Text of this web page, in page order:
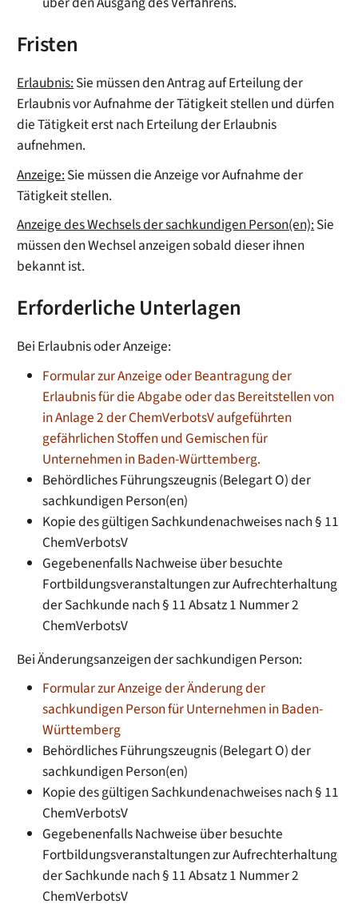
Fristen
Erlaubnis:Sie müssen den Antrag auf Erteilung der
Erlaubnis vor Aufnahme der Tätigkeit stellen und dürfen
die Tätigkeit erst nach Erteilung der Erlaubnis
aufnehmen.
Anzeige: Sie müssen die Anzeige vor Aufnahme der
Tätigkeit stellen.
Anzeige des Wechsels der sachkundigen Person(en):Sie
müssen den Wechsel anzeigen sobald dieser ihnen
bekannt ist.
Erforderliche Unterlagen
Bei Erlaubnis oder Anzeige:
Formular zur Anzeige oder Beantragung der
Erlaubnis für die Abgabe oder das Bereitstellen von
in Anlage 2 der ChemVerbotsV aufgeführten
gefährlichen Stoffen und Gemischen für
Unternehmen in Baden-Württemberg.
Behördliches Führungszeugnis (Belegart O) der
sachkundigen Person(en)
Kopie des gültigen Sachkundenachweises nach § 11
ChemVerbotsV
Gegebenenfalls Nachweise über besuchte
Fortbildungsveranstaltungen zur Aufrechterhaltung
der Sachkunde nach § 11 Absatz 1 Nummer 2
ChemVerbotsV
Bei Änderungsanzeigen der sachkundigen Person:
Formular zur Anzeige der Änderung der
sachkundigen Person für Unternehmen in Baden-
Württemberg
Behördliches Führungszeugnis (Belegart O) der
sachkundigen Person(en)
Kopie des gültigen Sachkundenachweises nach § 11
ChemVerbotsV
Gegebenenfalls Nachweise über besuchte
Fortbildungsveranstaltungen zur Aufrechterhaltung
der Sachkunde nach § 11 Absatz 1 Nummer 2
ChemVerbotsV